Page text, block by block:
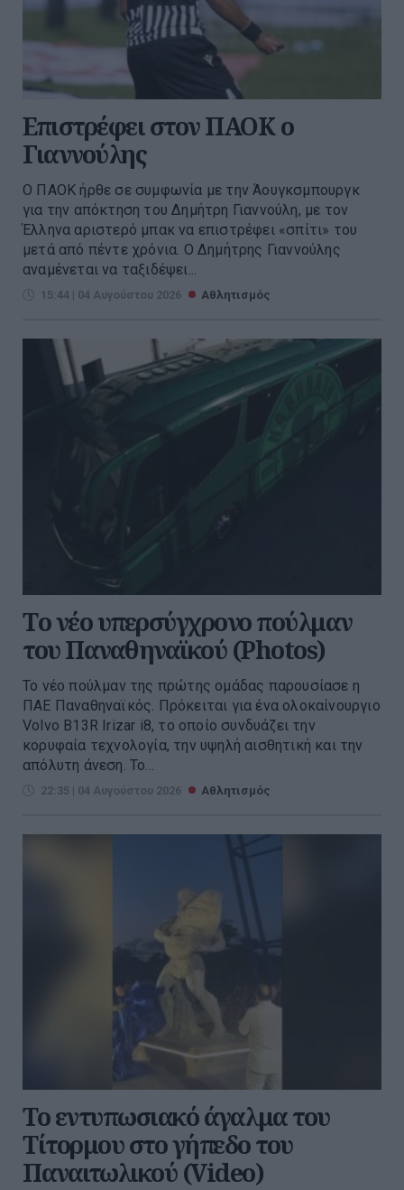
Επιστρέφει στον ΠΑΟΚ ο
Γιαννούλης
Ο ΠΑΟΚ ήρθε σε συμφωνία με την Άουγκσμπουργκ
για την απόκτηση του Δημήτρη Γιαννούλη, με τον
Έλληνα αριστερό μπακ να επιστρέφει «σπίτι» του
μετά από πέντε χρόνια. Ο Δημήτρης Γιαννούλης
αναμένεται να ταξιδέψει...
15:44 | 04 Αυγούστου 2026 Αθλητισμός
Tο νέο υπερσύγχρονο πούλμαν
του Παναθηναϊκού (Photos)
Το νέο πούλμαν της πρώτης ομάδας παρουσίασε η
ΠΑΕ Παναθηναϊκός. Πρόκειται για ένα ολοκαίνουργιο
Volvo B13R Irizar i8, το οποίο συνδυάζει την
κορυφαία τεχνολογία, την υψηλή αισθητική και την
απόλυτη άνεση. Το...
22:35 | 04 Αυγούστου 2026 Αθλητισμός
Το εντυπωσιακό άγαλμα του
Τίτορμου στο γήπεδο του
Παναιτωλικού (Video)